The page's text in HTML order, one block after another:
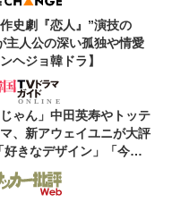
史劇『恋人』”演技の
主人公の深い孤独や情愛
ヘジョ韓ドラ】
ゃん」中田英寿やトッテ
、新アウェイユニが大評
きなデザイン」「今年